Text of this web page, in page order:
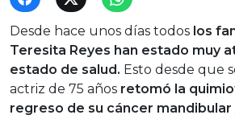
Desde hace unos días todos los
Teresita Reyes han estado muy
estado de salud. Esto desde que
actriz de 75 años retomó la
regreso de su cáncer mandibular